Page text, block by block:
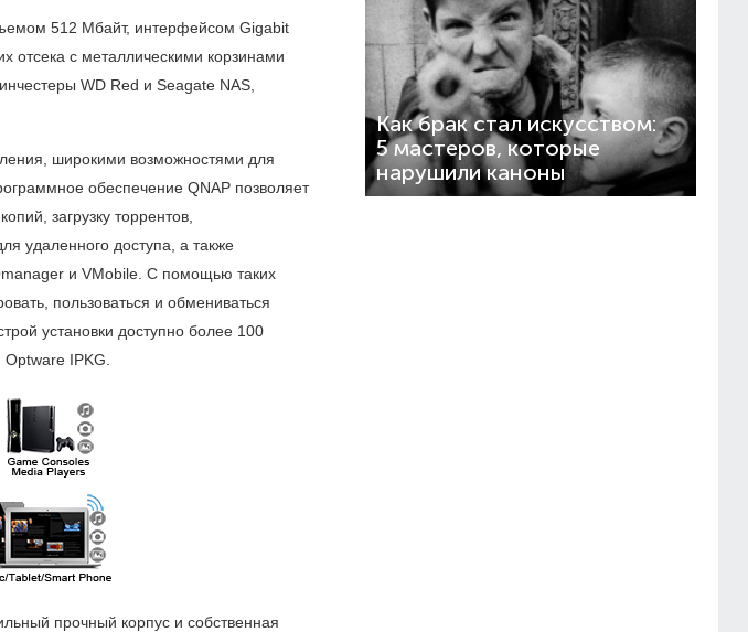
512 Мбайт, интерфейсом Gigabit
отсека с металлическими корзинами
WD Red и Seagate NAS,
широкими возможностями для
обеспечение QNAP позволяет
загрузку торрентов,
удаленного доступа, а также
и VMobile. С помощью таких
пользоваться и обмениваться
установки доступно более 100
IPKG.
прочный корпус и собственная
Как брак стал искусством:
5 мастеров, которые
нарушили каноны